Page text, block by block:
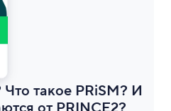
Что такое PRiSM? И